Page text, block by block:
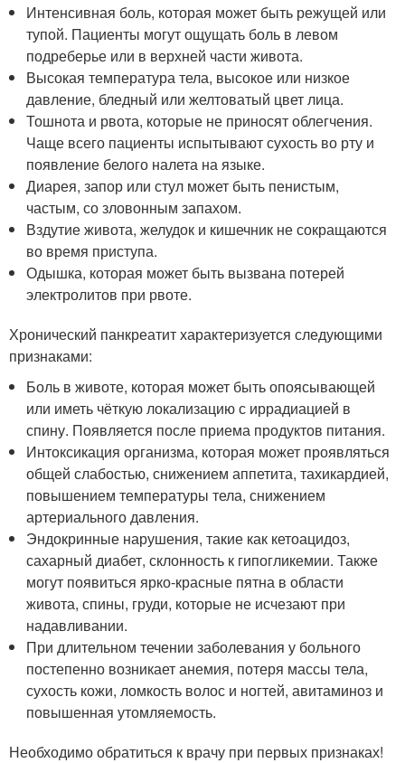
Интенсивная боль, которая может быть режущей или
тупой. Пациенты могут ощущать боль в левом
подреберье или в верхней части живота.
Высокая температура тела, высокое или низкое
давление, бледный или желтоватый цвет лица.
Тошнота и рвота, которые не приносят облегчения.
Чаще всего пациенты испытывают сухость во рту и
появление белого налета на языке.
Диарея, запор или стул может быть пенистым,
частым, со зловонным запахом.
Вздутие живота, желудок и кишечник не сокращаются
во время приступа.
Одышка, которая может быть вызвана потерей
электролитов при рвоте.
Хронический панкреатит характеризуется следующими
признаками:
Боль в животе, которая может быть опоясывающей
или иметь чёткую локализацию с иррадиацией в
спину. Появляется после приема продуктов питания.
Интоксикация организма, которая может проявляться
общей слабостью, снижением аппетита, тахикардией,
повышением температуры тела, снижением
артериального давления.
Эндокринные нарушения, такие как кетоацидоз,
сахарный диабет, склонность к гипогликемии. Также
могут появиться ярко-красные пятна в области
живота, спины, груди, которые не исчезают при
надавливании.
При длительном течении заболевания у больного
постепенно возникает анемия, потеря массы тела,
сухость кожи, ломкость волос и ногтей, авитаминоз и
повышенная утомляемость.
Необходимо обратиться к врачу при первых признаках!